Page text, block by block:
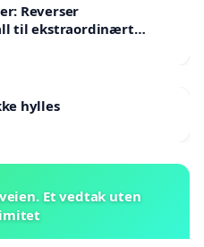
Reverser
til ekstraordinært
hylles
Et vedtak uten